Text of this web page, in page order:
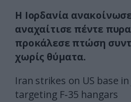
Η Ιορδανία
αναχαίτισε πέντε
προκάλεσε πτώση
χωρίς θύματα.
Iran strikes on US base in
targeting F‑35 hangars